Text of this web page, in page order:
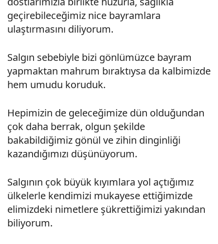
geçirebileceğimiz nice bayramlara
ulaştırmasını diliyorum.
Salgın sebebiyle bizi gönlümüzce bayram
yapmaktan mahrum bıraktıysa da kalbimizde
hem umudu koruduk.
Hepimizin de geleceğimize dün olduğundan
çok daha berrak, olgun şekilde
bakabildiğimiz gönül ve zihin dinginliği
kazandığımızı düşünüyorum.
Salgının çok büyük kıyımlara yol açtığımız
ülkelerle kendimizi mukayese ettiğimizde
elimizdeki nimetlere şükrettiğimizi yakından
biliyorum.